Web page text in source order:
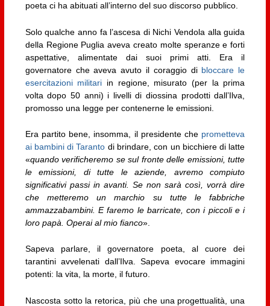
poeta ci ha abituati all’interno del suo discorso pubblico.
Solo qualche anno fa l’ascesa di Nichi Vendola alla guida
della Regione Puglia aveva creato molte speranze e forti
aspettative, alimentate dai suoi primi atti. Era il
governatore che aveva avuto il coraggio di bloccare le
esercitazioni militari in regione, misurato (per la prima
volta dopo 50 anni) i livelli di diossina prodotti dall’Ilva,
promosso una legge per contenerne le emissioni.
Era partito bene, insomma, il presidente che prometteva
ai bambini di Taranto di brindare, con un bicchiere di latte
«quando verificheremo se sul fronte delle emissioni, tutte
le emissioni, di tutte le aziende, avremo compiuto
significativi passi in avanti. Se non sarà così, vorrà dire
che metteremo un marchio su tutte le fabbriche
ammazzabambini. E faremo le barricate, con i piccoli e i
loro papà. Operai al mio fianco».
Sapeva parlare, il governatore poeta, al cuore dei
tarantini avvelenati dall’Ilva. Sapeva evocare immagini
potenti: la vita, la morte, il futuro.
Nascosta sotto la retorica, più che una progettualità, una